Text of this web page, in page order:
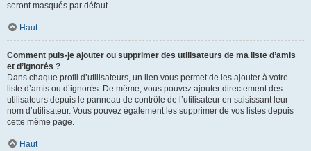
seront masqués par défaut.
Haut
Comment puis-je ajouter ou supprimer des utilisateurs de ma liste d’amis
et d’ignorés ?
Dans chaque profil d’utilisateurs, un lien vous permet de les ajouter à votre
liste d’amis ou d’ignorés. De même, vous pouvez ajouter directement des
utilisateurs depuis le panneau de contrôle de l’utilisateur en saisissant leur
nom d’utilisateur. Vous pouvez également les supprimer de vos listes depuis
cette même page.
Haut